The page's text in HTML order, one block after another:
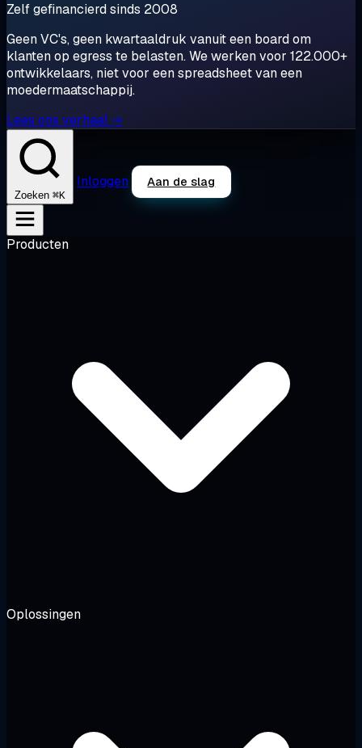
Zelf gefinancierd sinds 2008
Geen VC's, geen kwartaaldruk vanuit een board om
klanten op egress te belasten. We werken voor 122.000+
ontwikkelaars, niet voor een spreadsheet van een
moedermaatschappij.
Lees ons verhaal →
Zoeken ⌘K
Inloggen Aan de slag
Producten
Oplossingen